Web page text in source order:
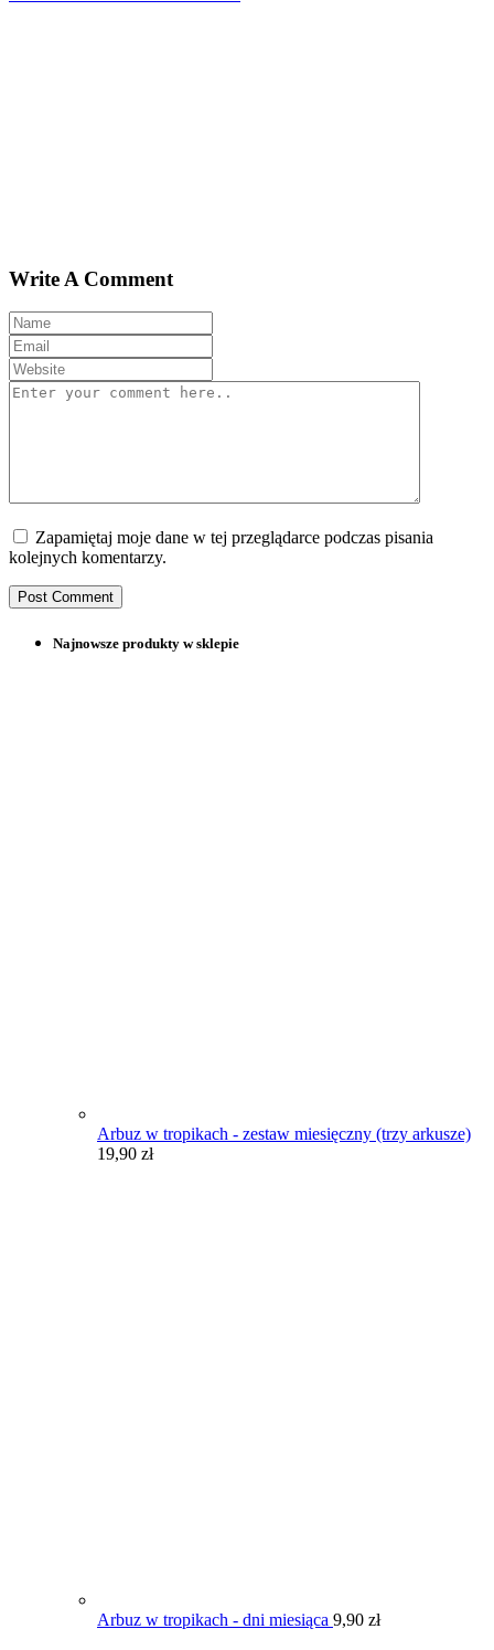
Write A Comment
Zapamiętaj moje dane w tej przeglądarce podczas pisania
kolejnych komentarzy.
Najnowsze produkty w sklepie
Arbuz w tropikach - zestaw miesięczny (trzy arkusze)
19,90 zł
Arbuz w tropikach - dni miesiąca 9,90 zł